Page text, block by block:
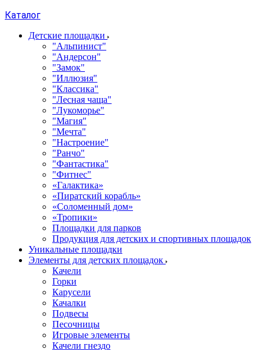
Каталог
Детские площадки
"Альпинист"
"Андерсон"
"Замок"
"Иллюзия"
"Классика"
"Лесная чаща"
"Лукоморье"
"Магия"
"Мечта"
"Настроение"
"Ранчо"
"Фантастика"
"Фитнес"
«Галактика»
«Пиратский корабль»
«Соломенный дом»
«Тропики»
Площадки для парков
Продукция для детских и спортивных площадок
Уникальные площадки
Элементы для детских площадок
Качели
Горки
Карусели
Качалки
Подвесы
Песочницы
Игровые элементы
Качели гнездо